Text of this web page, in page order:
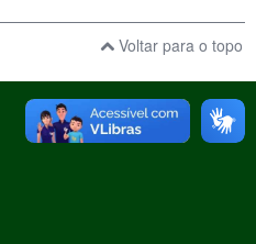
Voltar para o topo